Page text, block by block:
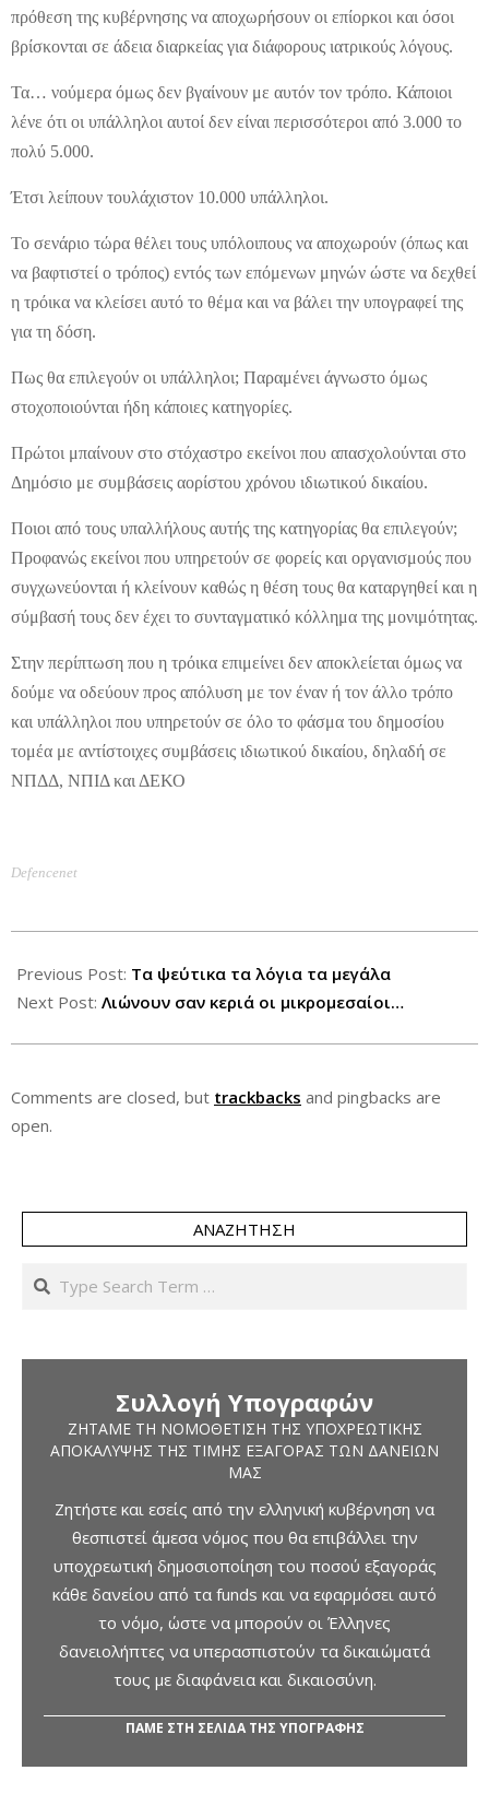
πρόθεση της κυβέρνησης να αποχωρήσουν οι επίορκοι και όσοι
βρίσκονται σε άδεια διαρκείας για διάφορους ιατρικούς λόγους.
Τα… νούμερα όμως δεν βγαίνουν με αυτόν τον τρόπο. Κάποιοι
λένε ότι οι υπάλληλοι αυτοί δεν είναι περισσότεροι από 3.000 το
πολύ 5.000.
Έτσι λείπουν τουλάχιστον 10.000 υπάλληλοι.
Το σενάριο τώρα θέλει τους υπόλοιπους να αποχωρούν (όπως και
να βαφτιστεί ο τρόπος) εντός των επόμενων μηνών ώστε να δεχθεί
η τρόικα να κλείσει αυτό το θέμα και να βάλει την υπογραφεί της
για τη δόση.
Πως θα επιλεγούν οι υπάλληλοι; Παραμένει άγνωστο όμως
στοχοποιούνται ήδη κάποιες κατηγορίες.
Πρώτοι μπαίνουν στο στόχαστρο εκείνοι που απασχολούνται στο
Δημόσιο με συμβάσεις αορίστου χρόνου ιδιωτικού δικαίου.
Ποιοι από τους υπαλλήλους αυτής της κατηγορίας θα επιλεγούν;
Προφανώς εκείνοι που υπηρετούν σε φορείς και οργανισμούς που
συγχωνεύονται ή κλείνουν καθώς η θέση τους θα καταργηθεί και η
σύμβασή τους δεν έχει το συνταγματικό κόλλημα της μονιμότητας.
Στην περίπτωση που η τρόικα επιμείνει δεν αποκλείεται όμως να
δούμε να οδεύουν προς απόλυση με τον έναν ή τον άλλο τρόπο
και υπάλληλοι που υπηρετούν σε όλο το φάσμα του δημοσίου
τομέα με αντίστοιχες συμβάσεις ιδιωτικού δικαίου, δηλαδή σε
ΝΠΔΔ, ΝΠΙΔ και ΔΕΚΟ
Defencenet
10-
15
Previous Post: Τα ψεύτικα τα λόγια τα μεγάλα
Next Post: Λιώνουν σαν κεριά οι μικρομεσαίοι…
Comments are closed, but trackbacks and pingbacks are
open.
ΑΝΑΖΉΤΗΣΗ
Search
Συλλογή Υπογραφών
ΖΗΤΆΜΕ ΤΗ ΝΟΜΟΘΈΤΙΣΗ ΤΗΣ ΥΠΟΧΡΕΩΤΙΚΉΣ
ΑΠΟΚΆΛΥΨΗΣ ΤΗΣ ΤΙΜΉΣ ΕΞΑΓΟΡΆΣ ΤΩΝ ΔΑΝΕΊΩΝ
ΜΑΣ
Ζητήστε και εσείς από την ελληνική κυβέρνηση να
θεσπιστεί άμεσα νόμος που θα επιβάλλει την
υποχρεωτική δημοσιοποίηση του ποσού εξαγοράς
κάθε δανείου από τα funds και να εφαρμόσει αυτό
το νόμο, ώστε να μπορούν οι Έλληνες
δανειολήπτες να υπερασπιστούν τα δικαιώματά
τους με διαφάνεια και δικαιοσύνη.
ΠΑΜΕ ΣΤΗ ΣΕΛΙΔΑ ΤΗΣ ΥΠΟΓΡΑΦΗΣ